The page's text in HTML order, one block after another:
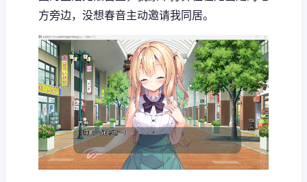
方旁边，没想春音主动邀请我同居。